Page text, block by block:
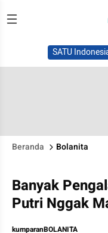
SATU
Beranda Bolanita
Banyak
Putri Nggak
kumparanBOLANITA